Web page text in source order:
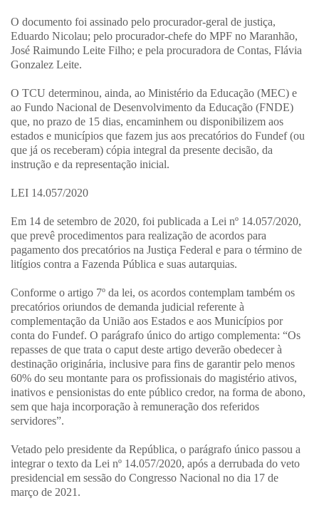
O documento foi assinado pelo procurador-geral de justiça,
Eduardo Nicolau; pelo procurador-chefe do MPF no Maranhão,
José Raimundo Leite Filho; e pela procuradora de Contas, Flávia
Gonzalez Leite.
O TCU determinou, ainda, ao Ministério da Educação (MEC) e
ao Fundo Nacional de Desenvolvimento da Educação (FNDE)
que, no prazo de 15 dias, encaminhem ou disponibilizem aos
estados e municípios que fazem jus aos precatórios do Fundef (ou
que já os receberam) cópia integral da presente decisão, da
instrução e da representação inicial.
LEI 14.057/2020
Em 14 de setembro de 2020, foi publicada a Lei nº 14.057/2020,
que prevê procedimentos para realização de acordos para
pagamento dos precatórios na Justiça Federal e para o término de
litígios contra a Fazenda Pública e suas autarquias.
Conforme o artigo 7º da lei, os acordos contemplam também os
precatórios oriundos de demanda judicial referente à
complementação da União aos Estados e aos Municípios por
conta do Fundef. O parágrafo único do artigo complementa: “Os
repasses de que trata o caput deste artigo deverão obedecer à
destinação originária, inclusive para fins de garantir pelo menos
60% do seu montante para os profissionais do magistério ativos,
inativos e pensionistas do ente público credor, na forma de abono,
sem que haja incorporação à remuneração dos referidos
servidores”.
Vetado pelo presidente da República, o parágrafo único passou a
integrar o texto da Lei nº 14.057/2020, após a derrubada do veto
presidencial em sessão do Congresso Nacional no dia 17 de
março de 2021.